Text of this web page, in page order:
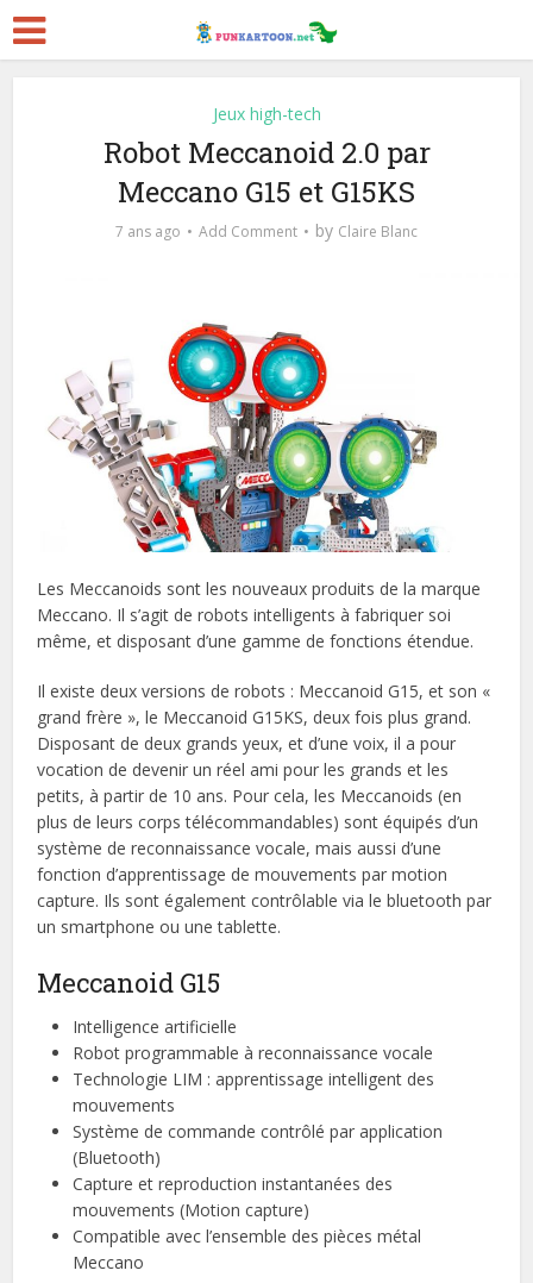
Jeux high-tech
Robot Meccanoid 2.0 par
Meccano G15 et G15KS
7 ans ago Add Comment by Claire Blanc
Les Meccanoids sont les nouveaux produits de la marque
Meccano. Il s’agit de robots intelligents à fabriquer soi
même, et disposant d’une gamme de fonctions étendue.
Il existe deux versions de robots : Meccanoid G15, et son «
grand frère », le Meccanoid G15KS, deux fois plus grand.
Disposant de deux grands yeux, et d’une voix, il a pour
vocation de devenir un réel ami pour les grands et les
petits, à partir de 10 ans. Pour cela, les Meccanoids (en
plus de leurs corps télécommandables) sont équipés d’un
système de reconnaissance vocale, mais aussi d’une
fonction d’apprentissage de mouvements par motion
capture. Ils sont également contrôlable via le bluetooth par
un smartphone ou une tablette.
Meccanoid G15
Intelligence artificielle
Robot programmable à reconnaissance vocale
Technologie LIM : apprentissage intelligent des
mouvements
Système de commande contrôlé par application
(Bluetooth)
Capture et reproduction instantanées des
mouvements (Motion capture)
Compatible avec l’ensemble des pièces métal
Meccano